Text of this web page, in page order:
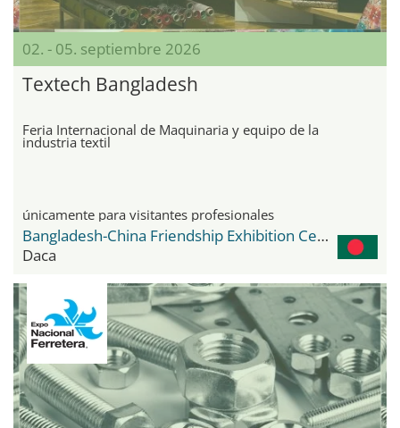
02. - 05. septiembre 2026
Textech Bangladesh
Feria Internacional de Maquinaria y equipo de la
industria textil
únicamente para visitantes profesionales
Bangladesh-China Friendship Exhibition Center
Daca